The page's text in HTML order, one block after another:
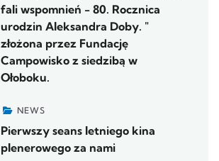
fali wspomnień - 80. Rocznica
urodzin Aleksandra Doby. "
złożona przez Fundację
Campowisko z siedzibą w
Ołoboku.
NEWS
Pierwszy seans letniego kina
plenerowego za nami